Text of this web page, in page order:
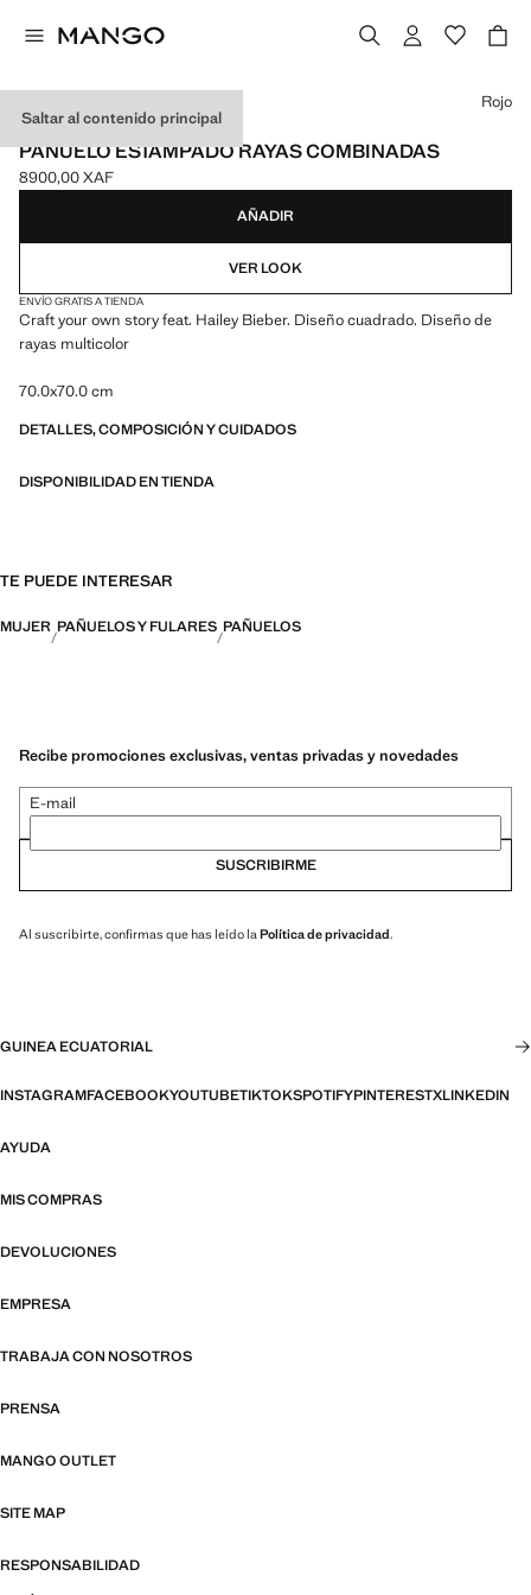
Saltar al contenido principal
MANGO STARRING HAILEY BIEBER
PAÑUELO ESTAMPADO RAYAS COMBINADAS
Precio actual [8900,00 XAF ]
8900,00 XAF
Selecciona un color
Rojo
AÑADIR
VER LOOK
ENVÍO GRATIS A TIENDA
Craft your own story feat. Hailey Bieber. Diseño cuadrado. Diseño de
rayas multicolor
70.0x70.0 cm
DETALLES, COMPOSICIÓN Y CUIDADOS
DISPONIBILIDAD EN TIENDA
TE PUEDE INTERESAR
MUJER PAÑUELOS Y FULARES PAÑUELOS
Recibe promociones exclusivas, ventas privadas y novedades
E-mail
SUSCRIBIRME
Al suscribirte, confirmas que has leído la Política de privacidad.
GUINEA ECUATORIAL
INSTAGRAMFACEBOOKYOUTUBETIKTOKSPOTIFYPINTERESTXLINKEDIN
AYUDA
MIS COMPRAS
DEVOLUCIONES
EMPRESA
TRABAJA CON NOSOTROS
PRENSA
MANGO OUTLET
SITE MAP
RESPONSABILIDAD